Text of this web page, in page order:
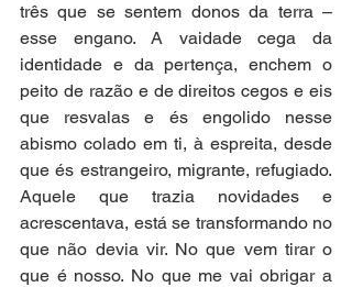
três que se sentem donos da terra –
esse engano. A vaidade cega da
identidade e da pertença, enchem o
peito de razão e de direitos cegos e eis
que resvalas e és engolido nesse
abismo colado em ti, à espreita, desde
que és estrangeiro, migrante, refugiado.
Aquele que trazia novidades e
acrescentava, está se transformando no
que não devia vir. No que vem tirar o
que é nosso. No que me vai obrigar a